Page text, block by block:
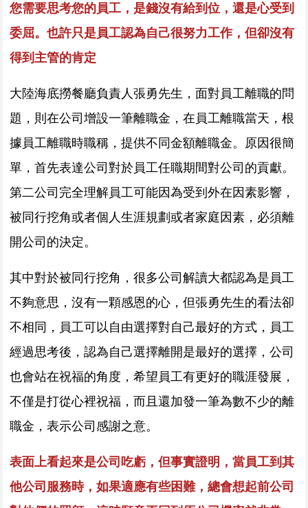
您需要思考您的員工，是錢沒有給到位，還是心受到
委屈。也許只是員工認為自己很努力工作，但卻沒有
得到主管的肯定
大陸海底撈餐廳負責人張勇先生，面對員工離職的問
題，則在公司增設一筆離職金，在員工離職當天，根
據員工離職時職稱，提供不同金額離職金。原因很簡
單，首先表達公司對於員工任職期間對公司的貢獻。
第二公司完全理解員工可能因為受到外在因素影響，
被同行挖角或者個人生涯規劃或者家庭因素，必須離
開公司的決定。
其中對於被同行挖角，很多公司解讀大都認為是員工
不夠意思，沒有一顆感恩的心，但張勇先生的看法卻
不相同，員工可以自由選擇對自己最好的方式，員工
經過思考後，認為自己選擇離開是最好的選擇，公司
也會站在祝福的角度，希望員工有更好的職涯發展，
不僅是打從心裡祝福，而且還加發一筆為數不少的離
職金，表示公司感謝之意。
表面上看起來是公司吃虧，但事實證明，當員工到其
他公司服務時，如果適應有些困難，總會想起前公司